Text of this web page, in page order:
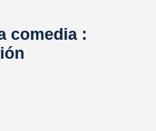
comedia :